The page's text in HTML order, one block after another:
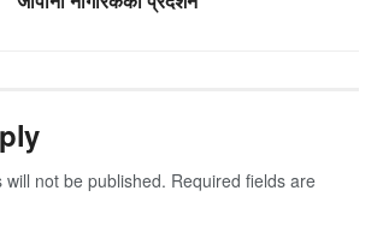
not be published. Required fields are